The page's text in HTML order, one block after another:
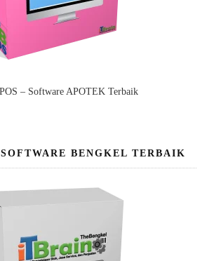
– Software APOTEK Terbaik
BENGKEL TERBAIK